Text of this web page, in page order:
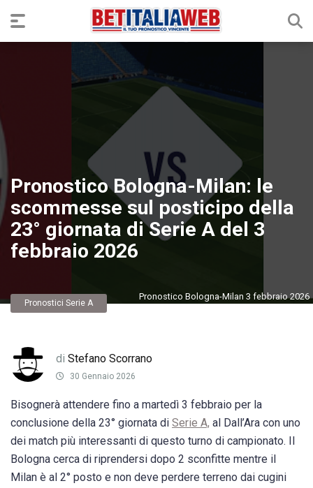
Pronostico Bologna-Milan: le
scommesse sul posticipo della
23° giornata di Serie A del 3
febbraio 2026
Pronostico Bologna-Milan 3 febbraio 2026
Pronostici Serie A
di Stefano Scorrano
30 Gennaio 2026
Bisognerà attendere fino a martedì 3 febbraio per la
conclusione della 23° giornata di Serie A, al Dall’Ara con uno
dei match più interessanti di questo turno di campionato. Il
Bologna cerca di riprendersi dopo 2 sconfitte mentre il
Milan è al 2° posto e non deve perdere terreno dai cugini